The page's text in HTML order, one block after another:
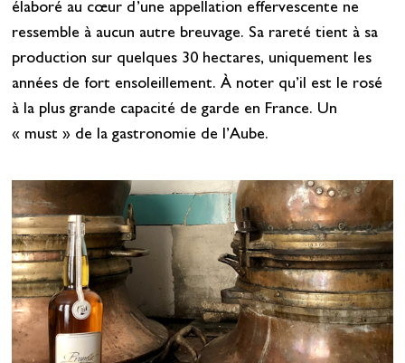
élaboré au cœur d’une appellation effervescente ne
ressemble à aucun autre breuvage. Sa rareté tient à sa
production sur quelques 30 hectares, uniquement les
années de fort ensoleillement. À noter qu’il est le rosé
à la plus grande capacité de garde en France. Un
« must » de la gastronomie de l’Aube.